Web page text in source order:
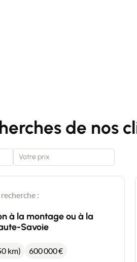
de nos
recherche :
à la montage ou à la
Savoie
km) 600 000€